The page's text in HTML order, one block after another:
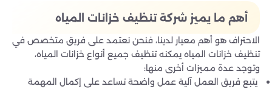
أهم ما يميز شركة تنظيف خزانات المياه
الاحتراف هو أهم معيار لدينا، فنحن نعتمد على فريق متخصص في
تنظيف خزانات المياه يمكنه تنظيف جميع أنواع خزانات المياه،
وتوجد عدة مميزات أخرى منها:
يتبع فريق العمل آلية عمل واضحة تساعد على إكمال المهمة